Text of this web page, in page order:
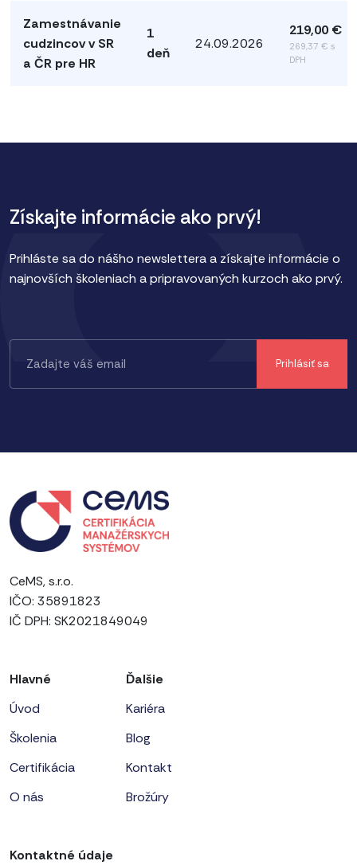
Zamestnávanie
cudzincov v SR
a ČR pre HR
1
deň
24.09.2026
219,00 €
269,37 € s
DPH
Získajte informácie ako prvý!
Prihláste sa do nášho newslettera a získajte informácie o
najnovších školeniach a pripravovaných kurzoch ako prvý.
CeMS, s.r.o.
IČO: 35891823
IČ DPH: SK2021849049
Hlavné
Úvod
Školenia
Certifikácia
O nás
Ďalšie
Kariéra
Blog
Kontakt
Brožúry
Kontaktné údaje